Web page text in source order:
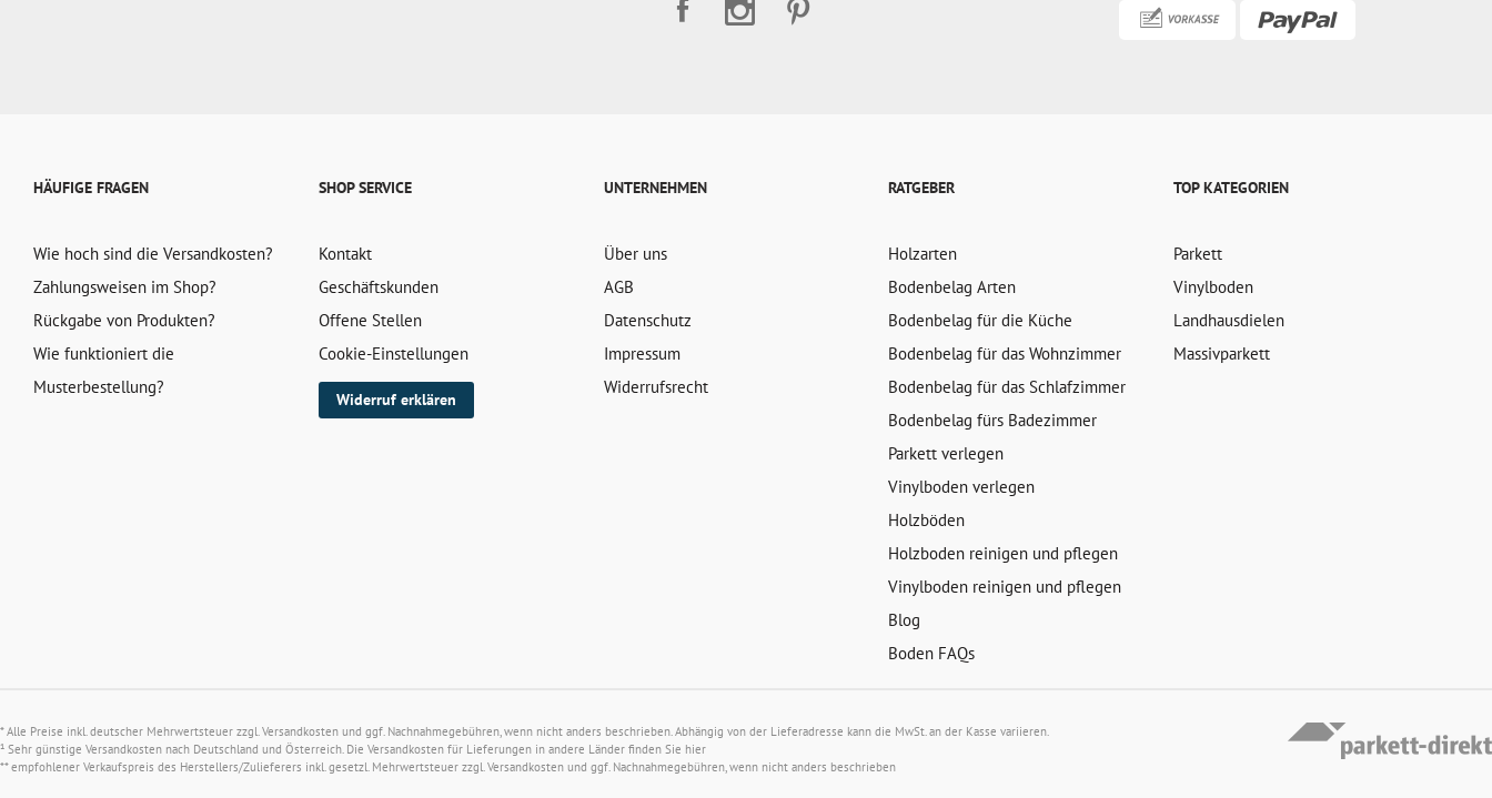
HÄUFIGE FRAGEN
Wie hoch sind die Versandkosten?
Zahlungsweisen im Shop?
Rückgabe von Produkten?
Wie funktioniert die
Musterbestellung?
SHOP SERVICE
Kontakt
Geschäftskunden
Offene Stellen
Cookie-Einstellungen
Widerruf erklären
UNTERNEHMEN
Über uns
AGB
Datenschutz
Impressum
Widerrufsrecht
RATGEBER
Holzarten
Bodenbelag Arten
Bodenbelag für die Küche
Bodenbelag für das Wohnzimmer
Bodenbelag für das Schlafzimmer
Bodenbelag fürs Badezimmer
Parkett verlegen
Vinylboden verlegen
Holzböden
Holzboden reinigen und pflegen
Vinylboden reinigen und pflegen
Blog
Boden FAQs
TOP KATEGORIEN
Parkett
Vinylboden
Landhausdielen
Massivparkett
* Alle Preise inkl. deutscher Mehrwertsteuer zzgl.Versandkosten und ggf. Nachnahmegebühren, wenn nicht anders beschrieben. Abhängig von der Lieferadresse kann die MwSt. an der Kasse variieren.
¹ Sehr günstige Versandkosten nach Deutschland und Österreich. Die Versandkosten für Lieferungen in andere Länder finden Sie hier
** empfohlener Verkaufspreis des Herstellers/Zulieferers inkl. gesetzl. Mehrwertsteuer zzgl.Versandkosten und ggf. Nachnahmegebühren, wenn nicht anders beschrieben